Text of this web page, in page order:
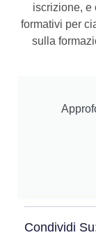
iscrizione, e
formativi per
sulla
Condividi